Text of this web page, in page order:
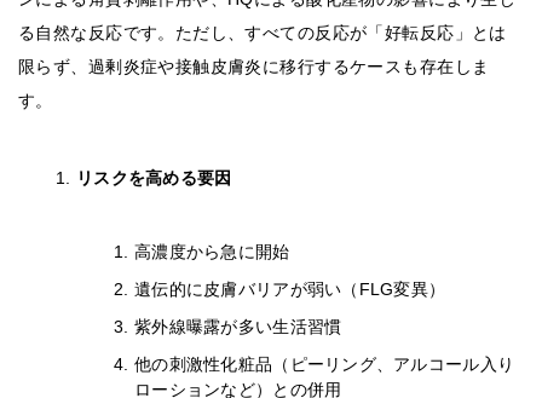
る自然な反応です。ただし、すべての反応が「好転反応」とは
限らず、過剰炎症や接触皮膚炎に移行するケースも存在しま
す。
リスクを高める要因
高濃度から急に開始
遺伝的に皮膚バリアが弱い（FLG変異）
紫外線曝露が多い生活習慣
他の刺激性化粧品（ピーリング、アルコール入り
ローションなど）との併用